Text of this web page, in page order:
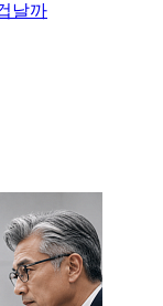
날까